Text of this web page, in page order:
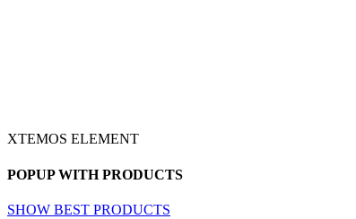
XTEMOS ELEMENT
POPUP WITH PRODUCTS
SHOW BEST PRODUCTS